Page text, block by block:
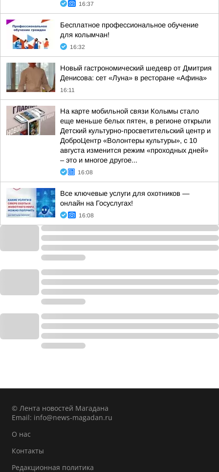
16:37
Бесплатное профессиональное обучение
для колымчан!
16:32
Новый гастрономический шедевр от Дмитрия
Денисова: сет «Луна» в ресторане «Афина»
16:11
На карте мобильной связи Колымы стало
еще меньше белых пятен, в регионе открыли
Детский культурно-просветительский центр и
ДоброЦентр «Волонтеры культуры», с 10
августа изменится режим «проходных дней»
– это и многое другое...
16:08
Все ключевые услуги для охотников —
онлайн на Госуслугах!
16:08
© Лента новостей Магадана
Email: info@news-magadan.ru
О нас
Контакты
Редакционная политика